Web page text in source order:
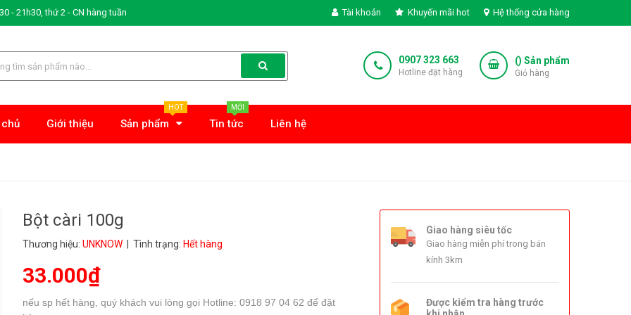
- 21h30, thứ 2 - CN hàng tuần Tài khoản Khuyến mãi hot Hệ thống cửa hàng
0907 323 663
Hotline đặt hàng
() Sản phẩm
Giỏ hàng
Giới thiệu Sản phẩm
HOT
Tin tức
MỚI
Liên hệ
Bột càri 100g
Thương hiệu: UNKNOW | Tình trạng: Hết hàng
33.000₫
nếu sp hết hàng, quý khách vui lòng gọi Hotline: 0918 97 04 62 để đặt
Giao hàng siêu tốc
Giao hàng miễn phí trong bán
kính 3km
Được kiểm tra hàng trước